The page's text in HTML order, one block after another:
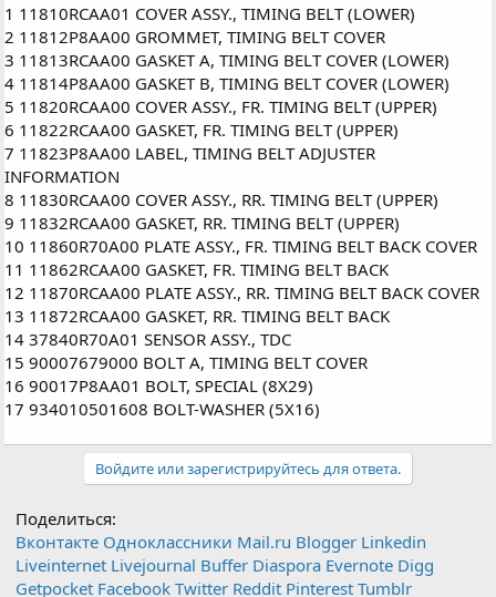
1 11810RCAA01 COVER ASSY., TIMING BELT (LOWER)
2 11812P8AA00 GROMMET, TIMING BELT COVER
3 11813RCAA00 GASKET A, TIMING BELT COVER (LOWER)
4 11814P8AA00 GASKET B, TIMING BELT COVER (LOWER)
5 11820RCAA00 COVER ASSY., FR. TIMING BELT (UPPER)
6 11822RCAA00 GASKET, FR. TIMING BELT (UPPER)
7 11823P8AA00 LABEL, TIMING BELT ADJUSTER
INFORMATION
8 11830RCAA00 COVER ASSY., RR. TIMING BELT (UPPER)
9 11832RCAA00 GASKET, RR. TIMING BELT (UPPER)
10 11860R70A00 PLATE ASSY., FR. TIMING BELT BACK COVER
11 11862RCAA00 GASKET, FR. TIMING BELT BACK
12 11870RCAA00 PLATE ASSY., RR. TIMING BELT BACK COVER
13 11872RCAA00 GASKET, RR. TIMING BELT BACK
14 37840R70A01 SENSOR ASSY., TDC
15 90007679000 BOLT A, TIMING BELT COVER
16 90017P8AA01 BOLT, SPECIAL (8X29)
17 934010501608 BOLT-WASHER (5X16)
Войдите или зарегистрируйтесь для ответа.
Поделиться:
Вконтакте Одноклассники Mail.ru Blogger Linkedin
Liveinternet Livejournal Buffer Diaspora Evernote Digg
Getpocket Facebook Twitter Reddit Pinterest Tumblr